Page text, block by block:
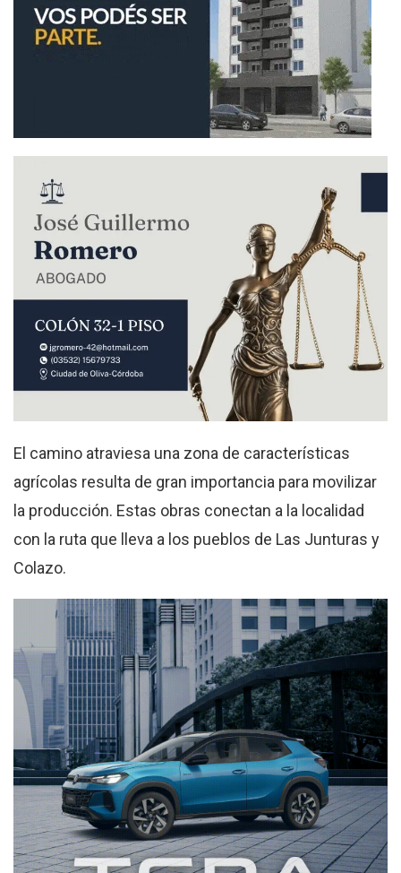
El camino atraviesa una zona de características
agrícolas resulta de gran importancia para movilizar
la producción. Estas obras conectan a la localidad
con la ruta que lleva a los pueblos de Las Junturas y
Colazo.